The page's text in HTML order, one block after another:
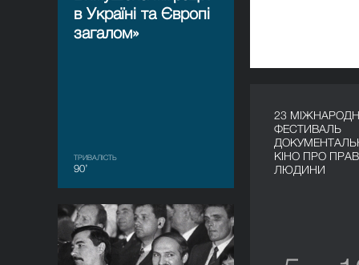
в Україні та Європі
загалом»
ТРИВАЛІСТЬ
90’
23
ФЕСТИВАЛЬ
КІНО ПРО
ЛЮДИНИ
Спеціальна подія
правозахисної
програми: Банда